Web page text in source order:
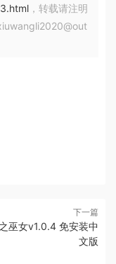
，转载请注明
下一篇
巫女v1.0.4 免安装中
文版